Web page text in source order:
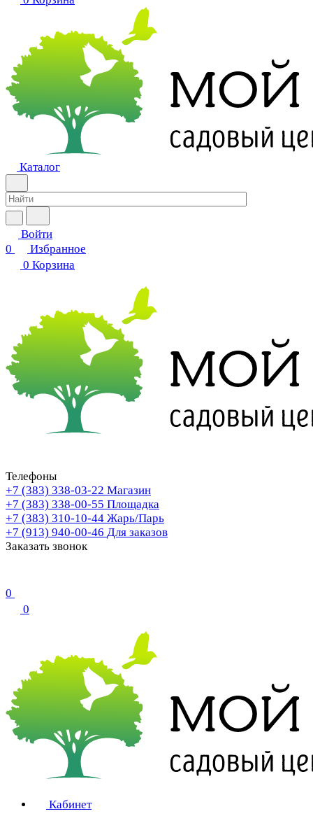
Каталог
Войти
0
Избранное
0 Корзина
Телефоны
+7 (383) 338-03-22 Магазин
+7 (383) 338-00-55 Площадка
+7 (383) 310-10-44 Жарь/Парь
+7 (913) 940-00-46 Для заказов
Заказать звонок
0
0
Кабинет